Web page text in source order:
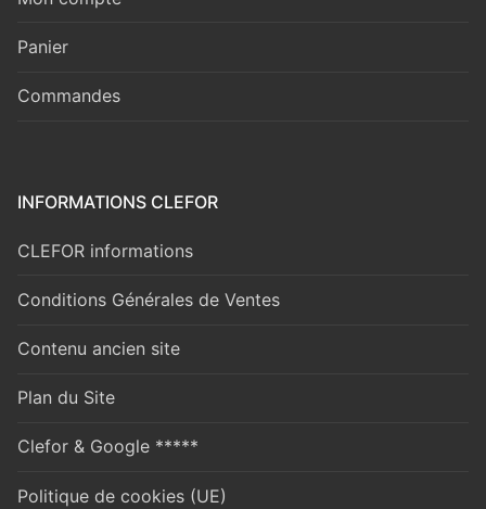
Panier
Commandes
INFORMATIONS CLEFOR
CLEFOR informations
Conditions Générales de Ventes
Contenu ancien site
Plan du Site
Clefor & Google *****
Politique de cookies (UE)